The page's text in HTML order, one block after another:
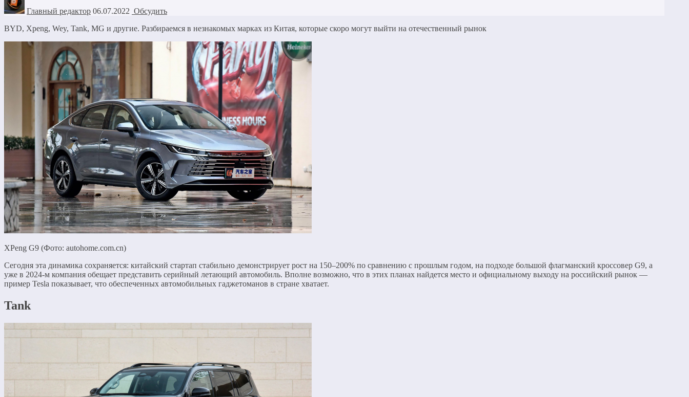
Главный редактор 06.07.2022 Обсудить
BYD, Xpeng, Wey, Tank, MG и другие. Разбираемся в незнакомых марках из Китая, которые скоро могут выйти на отечественный рынок
XPeng G9 (Фото: autohome.com.cn)
Сегодня эта динамика сохраняется: китайский стартап стабильно демонстрирует рост на 150–200% по сравнению с прошлым годом, на подходе большой флагманский кроссовер G9, а
уже в 2024-м компания обещает представить серийный летающий автомобиль. Вполне возможно, что в этих планах найдется место и официальному выходу на российский рынок —
пример Tesla показывает, что обеспеченных автомобильных гаджетоманов в стране хватает.
Tank